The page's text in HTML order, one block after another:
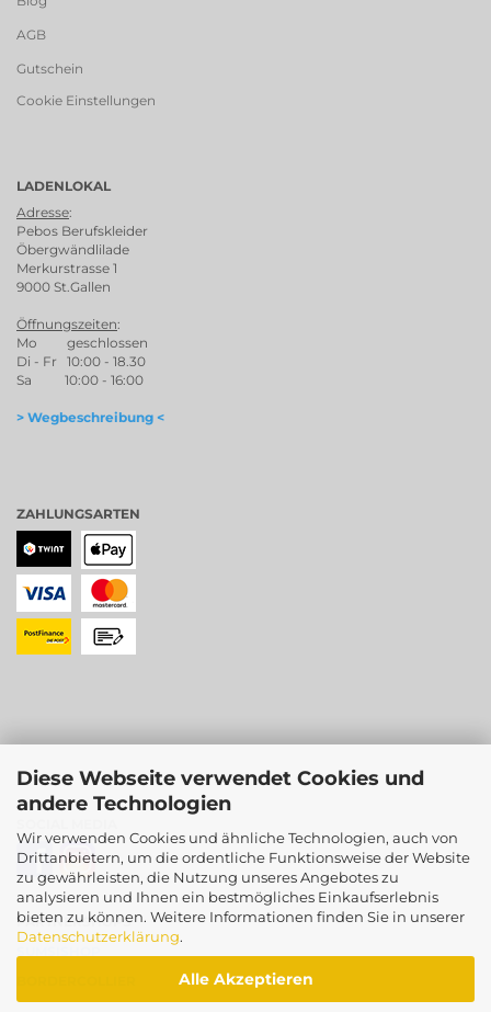
Diese Webseite verwendet Cookies und
andere Technologien
Wir verwenden Cookies und ähnliche Technologien, auch von
Drittanbietern, um die ordentliche Funktionsweise der Website
zu gewährleisten, die Nutzung unseres Angebotes zu
analysieren und Ihnen ein bestmögliches Einkaufserlebnis
bieten zu können. Weitere Informationen finden Sie in unserer
Datenschutzerklärung.
Alle Akzeptieren
AGB
Gutschein
Cookie Einstellungen
LADENLOKAL
Adresse:
Pebos Berufskleider
Öbergwändlilade
Merkurstrasse 1
9000 St.Gallen
Öffnungszeiten:
Mo geschlossen
Di - Fr 10:00 - 18.30
Sa 10:00 - 16:00
> Wegbeschreibung <
ZAHLUNGSARTEN
PARTNERSHOPS